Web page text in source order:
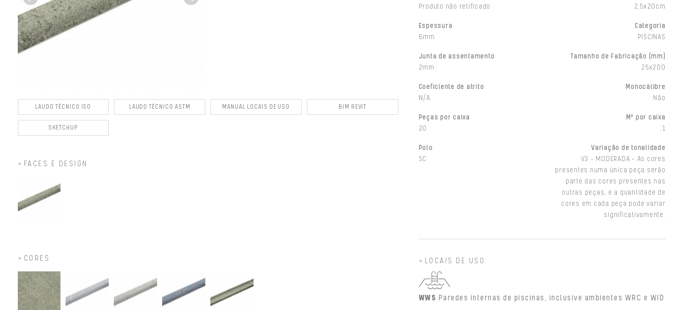
LAUDO TÉCNICO ISO LAUDO TÉCNICO ASTM MANUAL LOCAIS DE USO BIM REVIT
SKETCHUP
FACES E DESIGN
CORES
Produto não retificado
2,5x20cm
Espessura
6mm
Categoria
PISCINAS
Junta de assentamento
2mm
Tamanho de Fabricação (mm)
25x200
Coeficiente de atrito
N/A
Monocálibre
Não
Peças por caixa
20
M² por caixa
,1
Polo
SC
Variação de tonalidade
V3 - MODERADA - As cores
presentes numa única peça serão
parte das cores presentes nas
outras peças, e a quantidade de
cores em cada peça pode variar
significativamente.
LOCAIS DE USO
WWS Paredes internas de piscinas, inclusive ambientes WRC e WID